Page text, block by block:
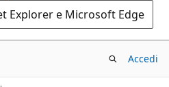
Explorer e Microsoft Edge
Accedi